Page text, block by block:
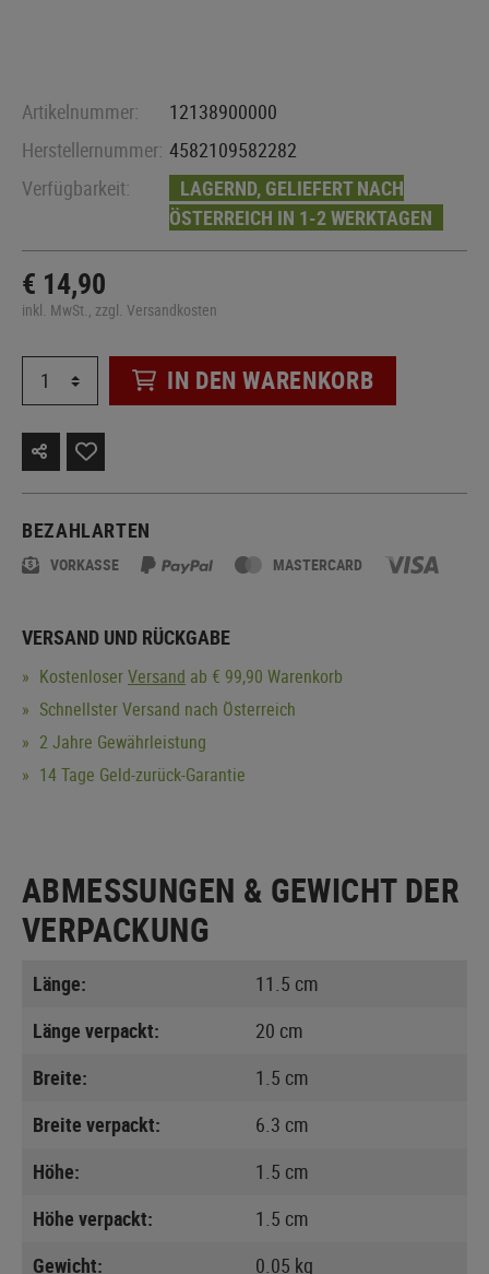
Artikelnummer:
12138900000
Herstellernummer: 4582109582282
Verfügbarkeit:
LAGERND, GELIEFERT NACH
ÖSTERREICH IN 1-2 WERKTAGEN
€ 14,90
inkl. MwSt., zzgl. Versandkosten
IN DEN WARENKORB
BEZAHLARTEN
VORKASSE MASTERCARD
VERSAND UND RÜCKGABE
KostenloserVersand ab € 99,90 Warenkorb
Schnellster Versand nach Österreich
2 Jahre Gewährleistung
14 Tage Geld-zurück-Garantie
ABMESSUNGEN & GEWICHT DER
VERPACKUNG
Länge:
11.5 cm
Länge verpackt:
20 cm
Breite:
1.5 cm
Breite verpackt:
6.3 cm
Höhe:
1.5 cm
Höhe verpackt:
1.5 cm
Gewicht:
0.05 kg